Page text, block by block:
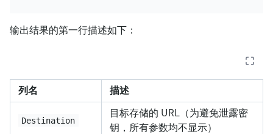
输出结果的第一行描述如下：
列名 描述
Destination
目标存储的 URL（为避免泄露密
钥，所有参数均不显示）